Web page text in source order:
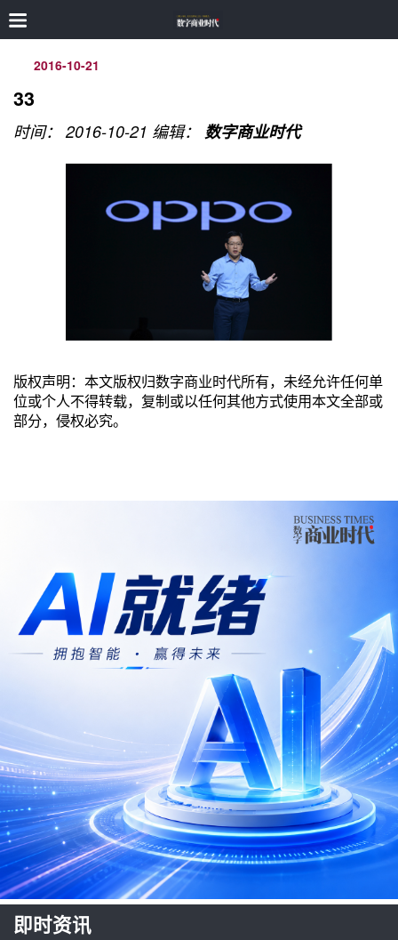
2016-10-21
33
时间： 2016-10-21 编辑： 数字商业时代
版权声明：本文版权归数字商业时代所有，未经允许任何单
位或个人不得转载，复制或以任何其他方式使用本文全部或
部分，侵权必究。
即时资讯